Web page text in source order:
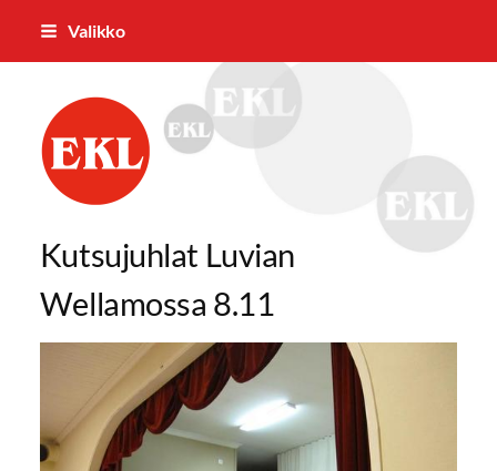
Siirry
Valikko
Eurajoen Eläkkeensaajat ry
Kutsujuhlat Luvian
Wellamossa 8.11